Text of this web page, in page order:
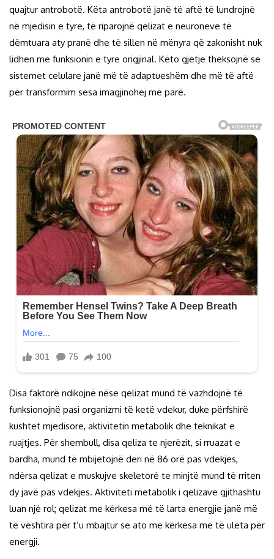
quajtur antrobotë. Këta antrobotë janë të aftë të lundrojnë
në mjedisin e tyre, të riparojnë qelizat e neuroneve të
dëmtuara aty pranë dhe të sillen në mënyra që zakonisht nuk
lidhen me funksionin e tyre origjinal. Këto gjetje theksojnë se
sistemet celulare janë më të adaptueshëm dhe më të aftë
për transformim sesa imagjinohej më parë.
Disa faktorë ndikojnë nëse qelizat mund të vazhdojnë të
funksionojnë pasi organizmi të ketë vdekur, duke përfshirë
kushtet mjedisore, aktivitetin metabolik dhe teknikat e
ruajtjes. Për shembull, disa qeliza te njerëzit, si rruazat e
bardha, mund të mbijetojnë deri në 86 orë pas vdekjes,
ndërsa qelizat e muskujve skeletorë te minjtë mund të rriten
dy javë pas vdekjes. Aktiviteti metabolik i qelizave gjithashtu
luan një rol; qelizat me kërkesa më të larta energjie janë më
të vështira për t’u mbajtur se ato me kërkesa më të ulëta për
energji.